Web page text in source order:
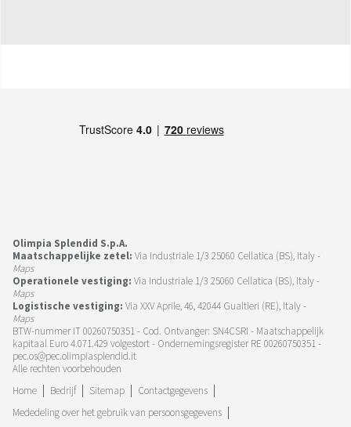
Olimpia Splendid S.p.A.
Maatschappelijke zetel: Via Industriale 1/3 25060 Cellatica (BS), Italy -
Maps
Operationele vestiging: Via Industriale 1/3 25060 Cellatica (BS), Italy -
Maps
Logistische vestiging: Via XXV Aprile, 46, 42044 Gualtieri (RE), Italy -
Maps
BTW-nummer IT 00260750351 - Cod. Ontvanger: SN4CSRI - Maatschappelijk
kapitaal Euro 4.071.429 volgestort - Ondernemingsregister RE 00260750351 -
pec.os@pec.olimpiasplendid.it
Alle rechten voorbehouden
Home
Bedrijf Sitemap
Contactgegevens
Mededeling over het gebruik van persoonsgegevens